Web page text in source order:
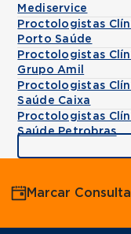
Mediservice
Proctologistas
Porto Saúde
Proctologistas
Grupo Amil
Proctologistas
Saúde Caixa
Proctologistas
Saúde Petrobras
Marcar Consulta